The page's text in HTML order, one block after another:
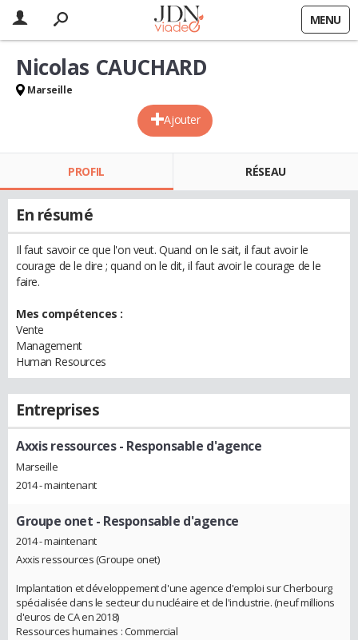
MENU
Ajouter
Nicolas CAUCHARD
Marseille
PROFIL RÉSEAU
En résumé
Il faut savoir ce que l'on veut. Quand on le sait, il faut avoir le
courage de le dire ; quand on le dit, il faut avoir le courage de le
faire.
Mes compétences :
Vente
Management
Human Resources
Entreprises
Axxis ressources- Responsable d'agence
Marseille
2014 - maintenant
Groupe onet - Responsable d'agence
2014 - maintenant
Axxis ressources (Groupe onet)
Implantation et développement d'une agence d'emploi sur Cherbourg
spécialisée dans le secteur du nucléaire et de l'industrie. (neuf millions
d'euros de CA en 2018)
Ressources humaines : Commercial